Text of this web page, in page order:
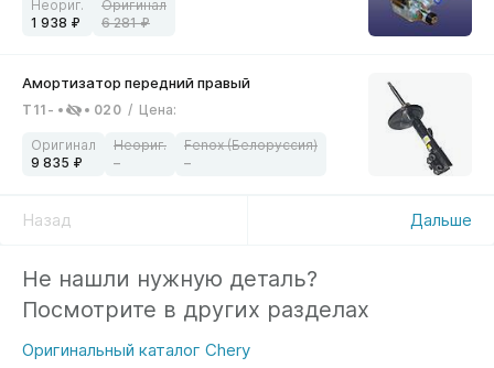
1 938 6 281
T11- 020 / Цена:
9 835 – –
Назад Дальше
Не нашли нужную деталь?
Посмотрите в других разделах
Оригинальный каталог Chery